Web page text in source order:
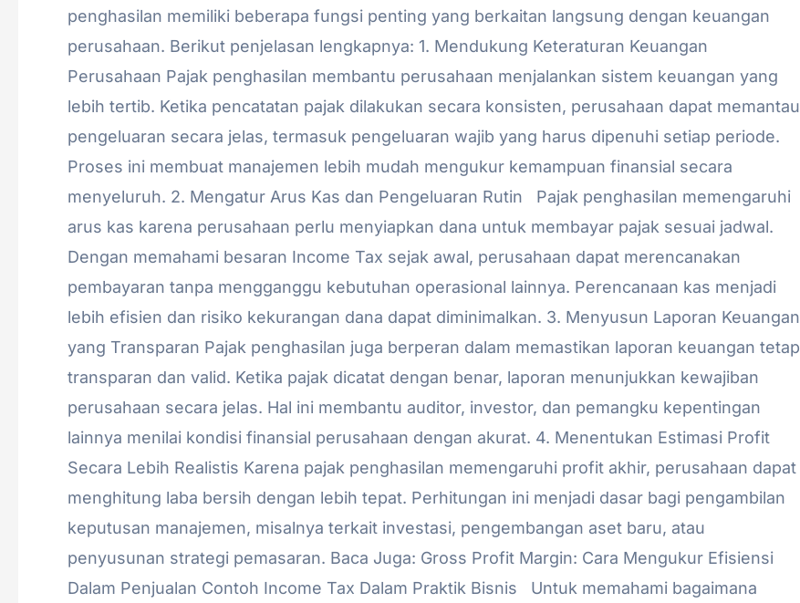
penghasilan memiliki beberapa fungsi penting yang berkaitan langsung dengan keuangan
perusahaan. Berikut penjelasan lengkapnya: 1. Mendukung Keteraturan Keuangan
Perusahaan Pajak penghasilan membantu perusahaan menjalankan sistem keuangan yang
lebih tertib. Ketika pencatatan pajak dilakukan secara konsisten, perusahaan dapat memantau
pengeluaran secara jelas, termasuk pengeluaran wajib yang harus dipenuhi setiap periode.
Proses ini membuat manajemen lebih mudah mengukur kemampuan finansial secara
menyeluruh. 2. Mengatur Arus Kas dan Pengeluaran Rutin Pajak penghasilan memengaruhi
arus kas karena perusahaan perlu menyiapkan dana untuk membayar pajak sesuai jadwal.
Dengan memahami besaran Income Tax sejak awal, perusahaan dapat merencanakan
pembayaran tanpa mengganggu kebutuhan operasional lainnya. Perencanaan kas menjadi
lebih efisien dan risiko kekurangan dana dapat diminimalkan. 3. Menyusun Laporan Keuangan
yang Transparan Pajak penghasilan juga berperan dalam memastikan laporan keuangan tetap
transparan dan valid. Ketika pajak dicatat dengan benar, laporan menunjukkan kewajiban
perusahaan secara jelas. Hal ini membantu auditor, investor, dan pemangku kepentingan
lainnya menilai kondisi finansial perusahaan dengan akurat. 4. Menentukan Estimasi Profit
Secara Lebih Realistis Karena pajak penghasilan memengaruhi profit akhir, perusahaan dapat
menghitung laba bersih dengan lebih tepat. Perhitungan ini menjadi dasar bagi pengambilan
keputusan manajemen, misalnya terkait investasi, pengembangan aset baru, atau
penyusunan strategi pemasaran. Baca Juga: Gross Profit Margin: Cara Mengukur Efisiensi
Dalam Penjualan Contoh Income Tax Dalam Praktik Bisnis Untuk memahami bagaimana